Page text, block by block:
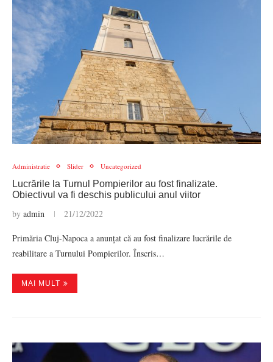
Administratie Slider Uncategorized
Lucrările la Turnul Pompierilor au fost finalizate.
Obiectivul va fi deschis publicului anul viitor
by admin 21/12/2022
Primăria Cluj-Napoca a anunțat că au fost finalizare lucrările de
reabilitare a Turnului Pompierilor. Înscris…
MAI MULT